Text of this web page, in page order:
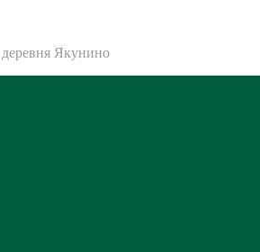
деревня Якунино